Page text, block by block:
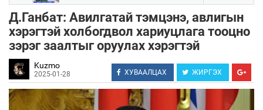
Д.Ганбат: Авилгатай тэмцэнэ, авлигын
хэрэгтэй холбогдвол хариуцлага тооцно
зэрэг заалтыг оруулах хэрэгтэй
Kuzmo
2025-01-28 ХУВААЛЦАХ ЖИРГЭХ